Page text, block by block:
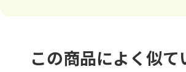
この商品によく似て